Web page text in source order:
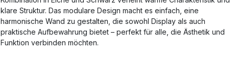
klare Struktur. Das modulare Design macht es einfach, eine
harmonische Wand zu gestalten, die sowohl Display als auch
praktische Aufbewahrung bietet – perfekt für alle, die Ästhetik und
Funktion verbinden möchten.